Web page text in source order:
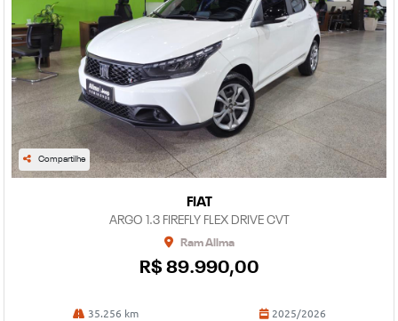
Compartilhe
FIAT
ARGO 1.3 FIREFLY FLEX DRIVE CVT
Ram Allma
R$ 89.990,00
35.256 km 2025/2026